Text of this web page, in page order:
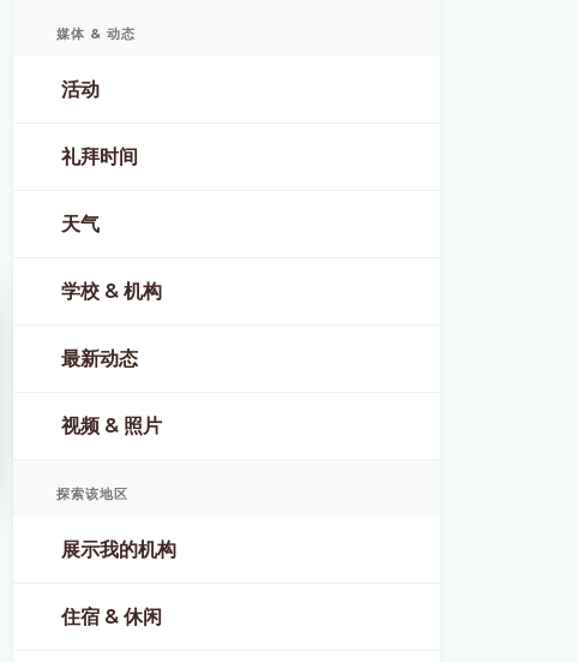
媒体 & 动态
活动
礼拜时间
天气
学校 & 机构
最新动态
视频 & 照片
探索该地区
展示我的机构
住宿 & 休闲